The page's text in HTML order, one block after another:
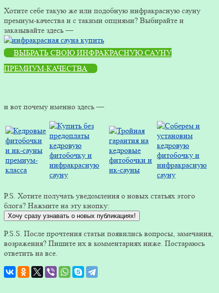
Хотите себе такую же или подобную инфракрасную сауну
премиум-качества и с такими опциями? Выбирайте и
заказывайте здесь —
ВЫБРАТЬ СВОЮ ИНФРАКРАСНУЮ САУНУ
ПРЕМИУМ-КАЧЕСТВА
и вот почему именно здесь —
P.S. Хотите получать уведомления о новых статьях этого
блога? Нажмите на эту кнопку:
Хочу сразу узнавать о новых публикациях!
P.S.S. После прочтения статьи появились вопросы, замечания,
возражения? Пишите их в комментариях ниже. Постараюсь
ответить на все.